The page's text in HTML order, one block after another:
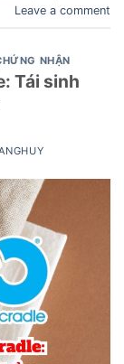
Leave a comment
NHẬN
Tái sinh